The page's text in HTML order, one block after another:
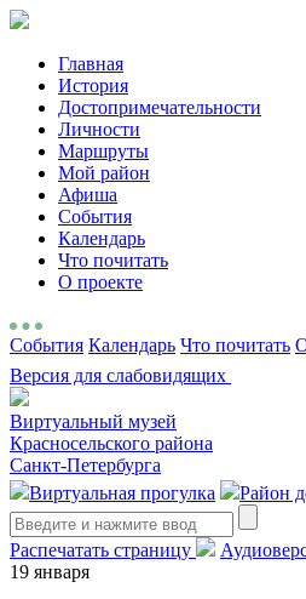
Главная
История
Достопримечательности
Личности
Маршруты
Мой район
Афиша
События
Календарь
Что почитать
О проекте
События Календарь Что почитать
Версия для слабовидящих
Виртуальный музей
Красносельского района
Санкт-Петербурга
Виртуальная прогулка
Район
Search
Распечатать страницу
19 января